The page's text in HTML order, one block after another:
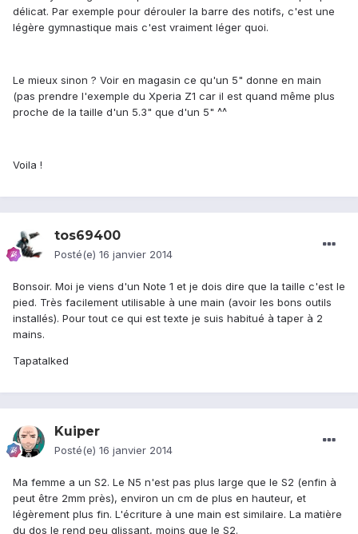
délicat. Par exemple pour dérouler la barre des notifs, c'est une
légère gymnastique mais c'est vraiment léger quoi.
Le mieux sinon ? Voir en magasin ce qu'un 5" donne en main
(pas prendre l'exemple du Xperia Z1 car il est quand même plus
proche de la taille d'un 5.3" que d'un 5" ^^
Voila !
tos69400
Posté(e) 16 janvier 2014
Bonsoir. Moi je viens d'un Note 1 et je dois dire que la taille c'est le
pied. Très facilement utilisable à une main (avoir les bons outils
installés). Pour tout ce qui est texte je suis habitué à taper à 2
mains.
Tapatalked
Kuiper
Posté(e) 16 janvier 2014
Ma femme a un S2. Le N5 n'est pas plus large que le S2 (enfin à
peut être 2mm près), environ un cm de plus en hauteur, et
légèrement plus fin. L'écriture à une main est similaire. La matière
du dos le rend peu glissant, moins que le S2.